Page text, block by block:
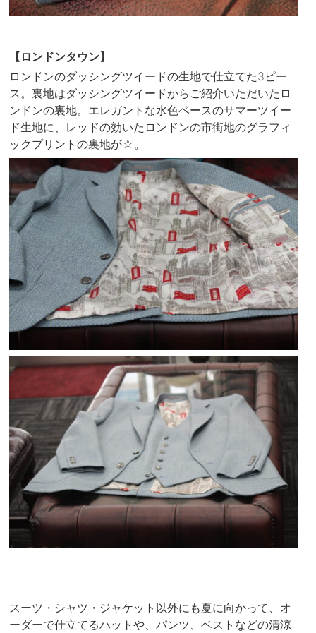
【ロンドンタウン】
ロンドンのダッシングツイードの生地で仕立てた3ピー
ス。裏地はダッシングツイードからご紹介いただいたロ
ンドンの裏地。エレガントな水色ベースのサマーツイー
ド生地に、レッドの効いたロンドンの市街地のグラフィ
ックプリントの裏地が☆。
スーツ・シャツ・ジャケット以外にも夏に向かって、オ
ーダーで仕立てるハットや、パンツ、ベストなどの清涼